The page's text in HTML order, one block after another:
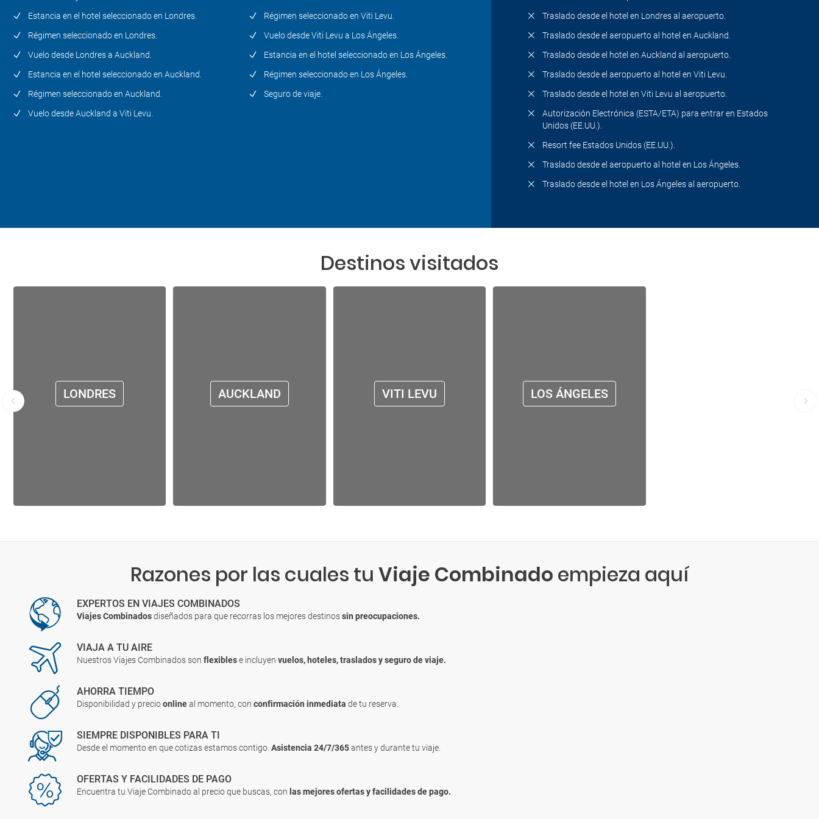
Estancia en el hotel seleccionado en Londres.
Régimen seleccionado en Londres.
Vuelo desde Londres a Auckland.
Estancia en el hotel seleccionado en Auckland.
Régimen seleccionado en Auckland.
Vuelo desde Auckland a Viti Levu.
Régimen seleccionado en Viti Levu.
Vuelo desde Viti Levu a Los Ángeles.
Estancia en el hotel seleccionado en Los Ángeles.
Régimen seleccionado en Los Ángeles.
Seguro de viaje.
Traslado desde el hotel en Londres al aeropuerto.
Traslado desde el aeropuerto al hotel en Auckland.
Traslado desde el hotel en Auckland al aeropuerto.
Traslado desde el aeropuerto al hotel en Viti Levu.
Traslado desde el hotel en Viti Levu al aeropuerto.
Autorización Electrónica (ESTA/ETA) para entrar en Estados
Unidos (EE.UU.).
Resort fee Estados Unidos (EE.UU.).
Traslado desde el aeropuerto al hotel en Los Ángeles.
Traslado desde el hotel en Los Ángeles al aeropuerto.
Destinos visitados
LONDRES AUCKLAND VITI LEVU LOS ÁNGELES
Razones por las cuales tu Viaje Combinado empieza aquí
EXPERTOS EN VIAJES COMBINADOS
Viajes Combinadosdiseñados para que recorras los mejores destinossin preocupaciones.
VIAJA A TU AIRE
Nuestros Viajes Combinados sonflexiblese incluyenvuelos, hoteles, traslados y seguro de viaje.
AHORRA TIEMPO
Disponibilidad y precioonlineal momento, conconfirmación inmediatade tu reserva.
SIEMPRE DISPONIBLES PARA TI
Desde el momento en que cotizas estamos contigo.Asistencia 24/7/365antes y durante tu viaje.
OFERTAS Y FACILIDADES DE PAGO
Encuentra tu Viaje Combinado al precio que buscas, con las mejores ofertas y facilidades de pago.